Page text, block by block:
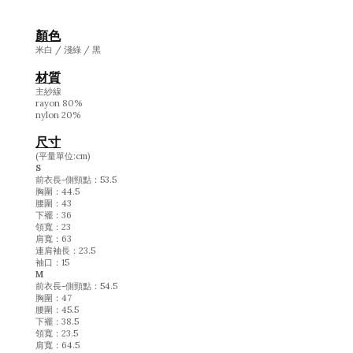
顏色
米白 / 淺綠 / 黑
材質
主紗線
rayon 80%
nylon 20%
尺寸
(平量單位:cm)
S
前衣長-側頸點：53.5
胸圍：44.5
腰圍：43
下襬：36
領寬：23
肩寬：63
連肩袖長：23.5
袖口：15
M
前衣長-側頸點：54.5
胸圍：47
腰圍：45.5
下襬：38.5
領寬：23.5
肩寬：64.5